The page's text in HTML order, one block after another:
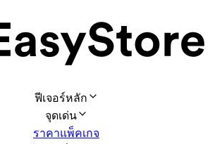
ฟีเจอร์หลัก
จุดเด่น
ราคาแพ็คเกจ